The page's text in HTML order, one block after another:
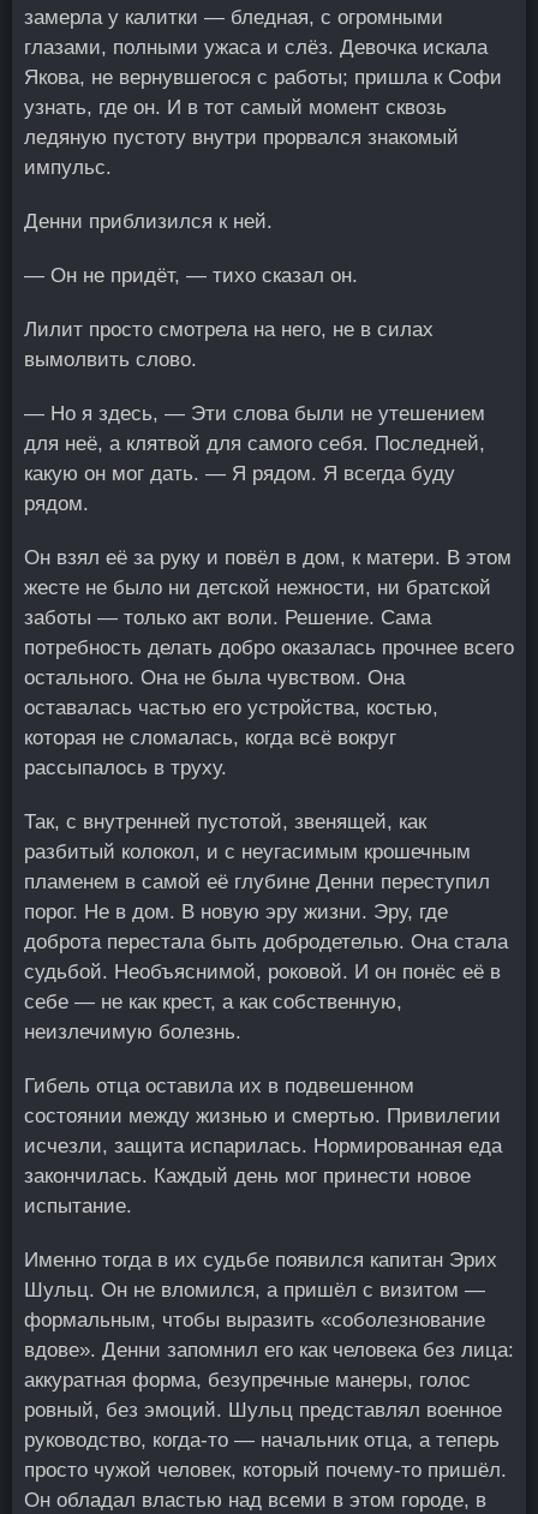
замерла у калитки — бледная, с огромными
глазами, полными ужаса и слёз. Девочка искала
Якова, не вернувшегося с работы; пришла к Софи
узнать, где он. И в тот самый момент сквозь
ледяную пустоту внутри прорвался знакомый
импульс.
Денни приблизился к ней.
— Он не придёт, — тихо сказал он.
Лилит просто смотрела на него, не в силах
вымолвить слово.
— Но я здесь, — Эти слова были не утешением
для неё, а клятвой для самого себя. Последней,
какую он мог дать. — Я рядом. Я всегда буду
рядом.
Он взял её за руку и повёл в дом, к матери. В этом
жесте не было ни детской нежности, ни братской
заботы — только акт воли. Решение. Сама
потребность делать добро оказалась прочнее всего
остального. Она не была чувством. Она
оставалась частью его устройства, костью,
которая не сломалась, когда всё вокруг
рассыпалось в труху.
Так, с внутренней пустотой, звенящей, как
разбитый колокол, и с неугасимым крошечным
пламенем в самой её глубине Денни переступил
порог. Не в дом. В новую эру жизни. Эру, где
доброта перестала быть добродетелью. Она стала
судьбой. Необъяснимой, роковой. И он понёс её в
себе — не как крест, а как собственную,
неизлечимую болезнь.
Гибель отца оставила их в подвешенном
состоянии между жизнью и смертью. Привилегии
исчезли, защита испарилась. Нормированная еда
закончилась. Каждый день мог принести новое
испытание.
Именно тогда в их судьбе появился капитан Эрих
Шульц. Он не вломился, а пришёл с визитом —
формальным, чтобы выразить «соболезнование
вдове». Денни запомнил его как человека без лица:
аккуратная форма, безупречные манеры, голос
ровный, без эмоций. Шульц представлял военное
руководство, когда-то — начальник отца, а теперь
просто чужой человек, который почему-то пришёл.
Он обладал властью над всеми в этом городе, в